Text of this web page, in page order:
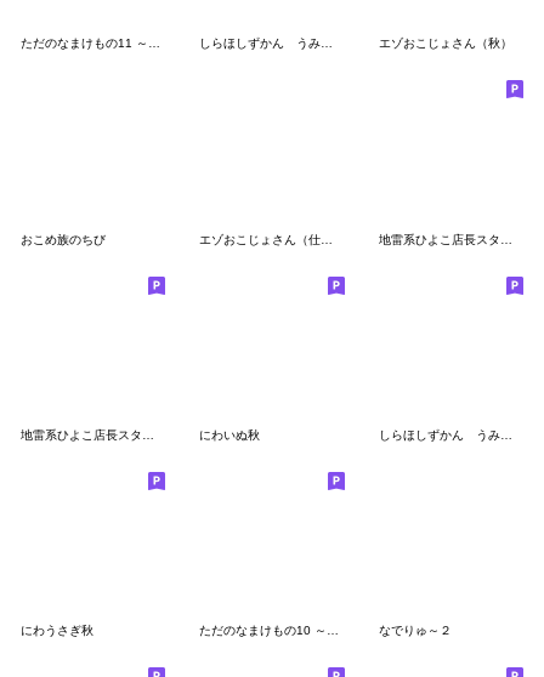
ただのなまけもの11 ～まんが編～ しらほしずかん うみのいきもの2 エゾおこじょさん（秋）
おこめ族のちび
にわいぬ秋 しらほしずかん うみのいきもの3
にわうさぎ秋 ただのなまけもの10 ～2022年・冬～ なでりゅ～２